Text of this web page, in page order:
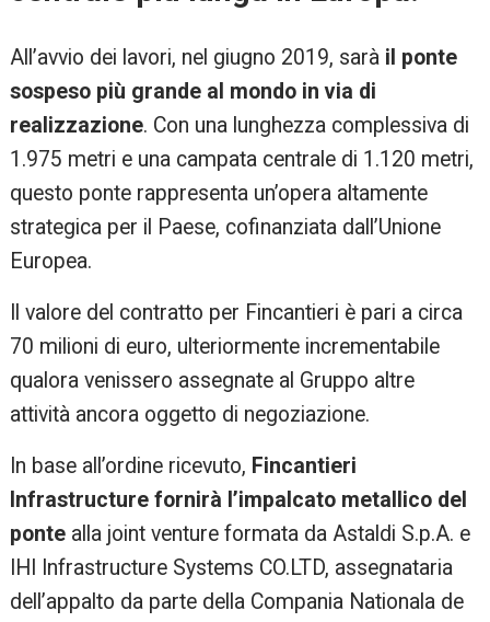
All’avvio dei lavori, nel giugno 2019, sarà il ponte
sospeso più grande al mondo in via di
realizzazione. Con una lunghezza complessiva di
1.975 metri e una campata centrale di 1.120 metri,
questo ponte rappresenta un’opera altamente
strategica per il Paese, cofinanziata dall’Unione
Europea.
Il valore del contratto per Fincantieri è pari a circa
70 milioni di euro, ulteriormente incrementabile
qualora venissero assegnate al Gruppo altre
attività ancora oggetto di negoziazione.
In base all’ordine ricevuto, Fincantieri
Infrastructure fornirà l’impalcato metallico del
ponte alla joint venture formata da Astaldi S.p.A. e
IHI Infrastructure Systems CO.LTD, assegnataria
dell’appalto da parte della Compania Nationala de